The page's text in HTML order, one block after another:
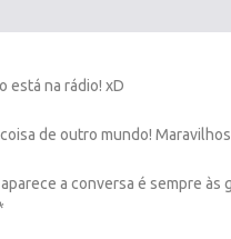
está na rádio! xD
de outro mundo!
a conversa é sempre às